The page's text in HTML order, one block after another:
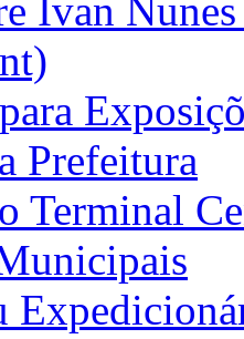
Ivan
Prefeitura
Terminal